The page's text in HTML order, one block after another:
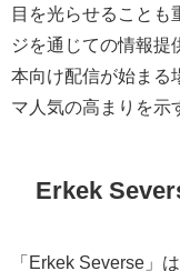
目を光らせることも
ジを通じての情報提
本向け配信が始まる
マ人気の高まりを示
Erkek
「Erkek Severse」